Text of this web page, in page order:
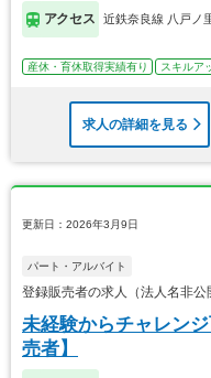
アクセス 近鉄奈良線 八戸ノ
産休・育休取得実績有り スキルア
求人の詳細を見る
更新日：2026年3月9日
パート・アルバイト
登録販売者の求人（法人名非
未経験からチャレン
売者】